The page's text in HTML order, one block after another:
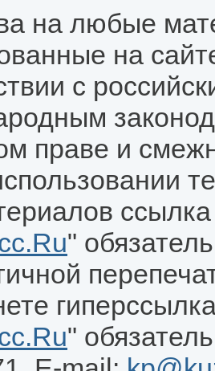
на любые
на
с
праве и
"
"